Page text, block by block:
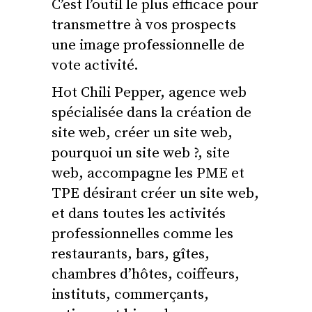
C’est l’outil le plus efficace pour
transmettre à vos prospects
une image professionnelle de
vote activité.
Hot Chili Pepper, agence web
spécialisée dans la création de
site web, créer un site web,
pourquoi un site web ?, site
web, accompagne les PME et
TPE désirant créer un site web,
et dans toutes les activités
professionnelles comme les
restaurants, bars, gîtes,
chambres d’hôtes, coiffeurs,
instituts, commerçants,